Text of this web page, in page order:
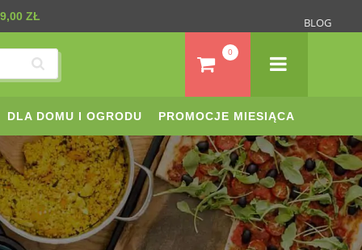
BLOG
ZŁ
0
DLA DOMU I OGRODU PROMOCJE MIESIĄCA